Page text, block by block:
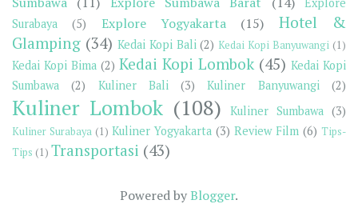
Surabaya
(5) Explore Yogyakarta (15)
Hotel &
Glamping (34) Kedai Kopi Bali (2) Kedai Kopi Banyuwangi (1)
Kedai Kopi Bima (2) Kedai Kopi Lombok (45) Kedai Kopi
Sumbawa
(2) Kuliner Bali (3) Kuliner Banyuwangi (2)
Kuliner Lombok (108) Kuliner Sumbawa (3)
Kuliner Surabaya (1) Kuliner Yogyakarta (3) Review Film (6) Tips-
Tips (1) Transportasi (43)
Powered byBlogger.